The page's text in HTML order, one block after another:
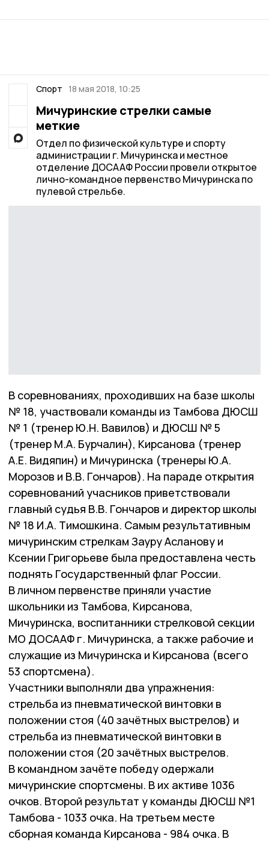
Спорт 18 мая 2018, 10:25
Мичуринские стрелки самые
меткие
Отдел по физической культуре и спорту
администрации г. Мичуринска и местное
отделение ДОСААФ России провели открытое
лично-командное первенство Мичуринска по
пулевой стрельбе.
В соревнованиях, проходивших на базе школы
№ 18, участвовали команды из Тамбова ДЮСШ
№ 1 (тренер Ю.Н. Вавилов) и ДЮСШ № 5
(тренер М.А. Бурчалин), Кирсанова (тренер
А.Е. Видяпин) и Мичуринска (тренеры Ю.А.
Морозов и В.В. Гончаров). На параде открытия
соревнований учасников приветствовали
главный судья В.В. Гончаров и директор школы
№ 18 И.А. Тимошкина. Самым результативным
мичуринским стрелкам Зауру Асланову и
Ксении Григорьеве была предоставлена честь
поднять Государственный флаг России.
В личном первенстве приняли участие
школьники из Тамбова, Кирсанова,
Мичуринска, воспитанники стрелковой секции
МО ДОСААФ г. Мичуринска, а также рабочие и
служащие из Мичуринска и Кирсанова (всего
53 спортсмена).
Участники выполняли два упражнения:
стрельба из пневматической винтовки в
положении стоя (40 зачётных выстрелов) и
стрельба из пневматической винтовки в
положении стоя (20 зачётных выстрелов.
В командном зачёте победу одержали
мичуринские спортсмены. В их активе 1036
очков. Второй результат у команды ДЮСШ №1
Тамбова - 1033 очка. На третьем месте
сборная команда Кирсанова - 984 очка. В